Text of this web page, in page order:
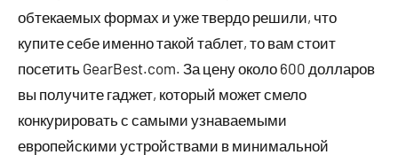
обтекаемых формах и уже твердо решили, что
купите себе именно такой таблет, то вам стоит
посетить GearBest.com. За цену около 600 долларов
вы получите гаджет, который может смело
конкурировать с самыми узнаваемыми
европейскими устройствами в минимальной